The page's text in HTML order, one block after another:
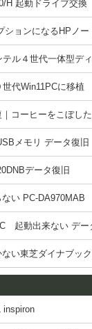
H 起動ドライブ交換
ションになるHPノー
ル４世代一体型デ
代Win11PCに移植
コーヒーをこぼし
メモリ データ復旧
データ復旧
い PC-DA970MAB
起動出来ない デー
い東芝ダイナブッ
inspiron